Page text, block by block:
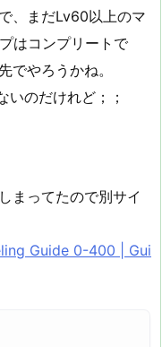
、まだLv60以上のマ
はコンプリートで
でやろうかね。
いのだけれど；；
まってたので別サイ
Guide 0-400 | Gui